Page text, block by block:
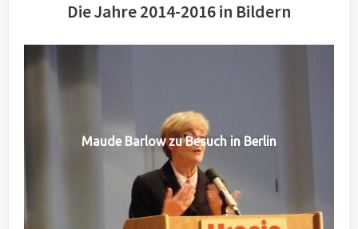
Die Jahre 2014-2016 in Bildern
Maude Barlow zu Besuch in Berlin